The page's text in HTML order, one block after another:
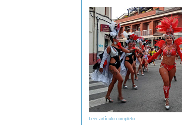
Leer artículo completo